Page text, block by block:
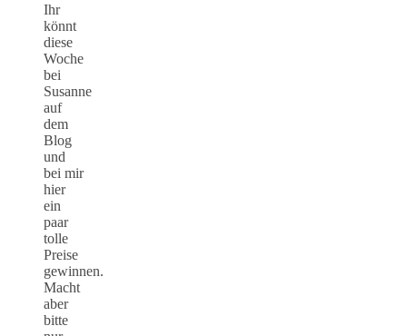
Ihr
könnt
diese
Woche
bei
Susanne
auf
dem
Blog
und
bei mir
hier
ein
paar
tolle
Preise
gewinnen.
Macht
aber
bitte